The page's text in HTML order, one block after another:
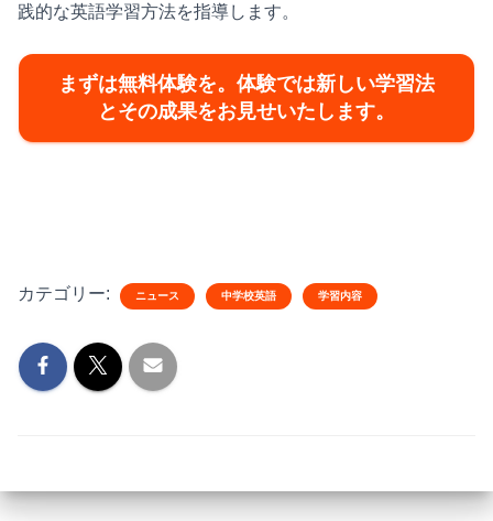
践的な英語学習方法を指導します。
まずは無料体験を。体験では新しい学習法
とその成果をお見せいたします。
カテゴリー: ニュース 中学校英語 学習内容